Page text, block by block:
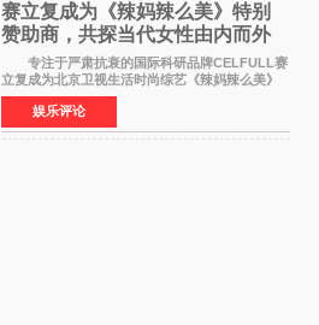
赛立复成为《辣妈辣么美》特别
赞助商，共探当代女性由内而外
活力美
专注于严肃抗衰的国际科研品牌CELFULL赛
立复成为北京卫视生活时尚综艺《辣妈辣么美》
的特别赞助商,明星辣妈袁咏仪倾情参与，向广大
都市女性传递健康生活新主张，寄语当代女性在
家庭与自我之间
娱乐评论